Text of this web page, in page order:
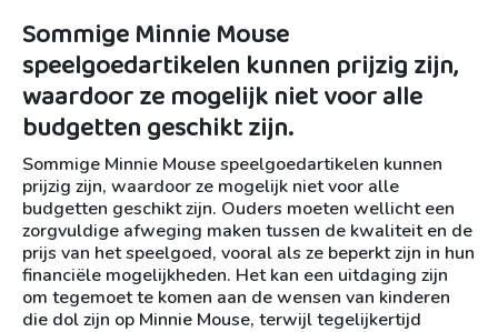
Sommige Minnie Mouse
speelgoedartikelen kunnen prijzig zijn,
waardoor ze mogelijk niet voor alle
budgetten geschikt zijn.
Sommige Minnie Mouse speelgoedartikelen kunnen
prijzig zijn, waardoor ze mogelijk niet voor alle
budgetten geschikt zijn. Ouders moeten wellicht een
zorgvuldige afweging maken tussen de kwaliteit en de
prijs van het speelgoed, vooral als ze beperkt zijn in hun
financiële mogelijkheden. Het kan een uitdaging zijn
om tegemoet te komen aan de wensen van kinderen
die dol zijn op Minnie Mouse, terwijl tegelijkertijd